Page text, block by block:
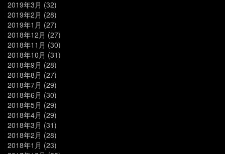
2019年3月 (32)
2019年2月 (28)
2019年1月 (27)
2018年12月 (27)
2018年11月 (30)
2018年10月 (31)
2018年9月 (28)
2018年8月 (27)
2018年7月 (29)
2018年6月 (30)
2018年5月 (29)
2018年4月 (29)
2018年3月 (31)
2018年2月 (28)
2018年1月 (23)